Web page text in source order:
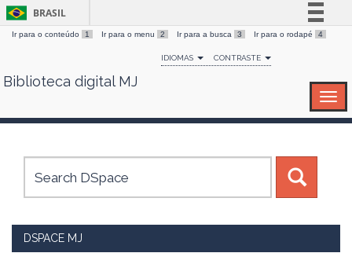
Skip
BRASIL
Simplifique!
Comunica BR
Canais
Ir para o conteúdo 1 Ir para o menu 2 Ir para a busca 3 Ir para o rodapé 4
IDIOMAS CONTRASTE
Biblioteca digital MJ
DSPACE MJ